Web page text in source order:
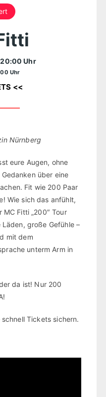
Uhr
Uhr
<<
Nürnberg
eure Augen, ohne
über eine
Fit wie 200 Paar
Wie sich das anfühlt,
Fitti „200″ Tour
große Gefühle –
mit dem
unterm Arm in
da ist! Nur 200
Tickets sichern.